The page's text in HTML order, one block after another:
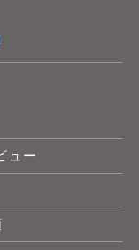
ュー